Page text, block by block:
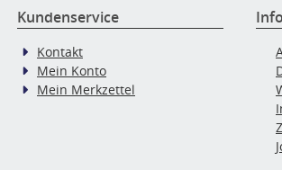
Kundenservice
Kontakt
Mein Konto
Mein Merkzettel